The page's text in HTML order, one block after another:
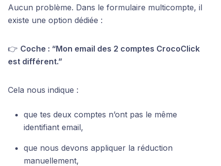
Aucun problème. Dans le formulaire multicompte, il
existe une option dédiée :
👉 Coche : “Mon email des 2 comptes CrocoClick
est différent.”
Cela nous indique :
que tes deux comptes n’ont pas le même
identifiant email,
que nous devons appliquer la réduction
manuellement,